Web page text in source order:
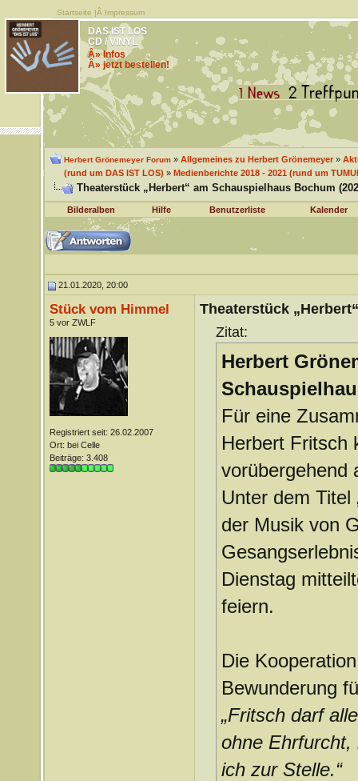
Startseite |Â Impressum
DAS IST LOS
CD / VINYL
Â» Infos
Â» jetzt bestellen!
Herbert Grönemeyer Forum» Allgemeines zu Herbert Grönemeyer»
(rund um DAS IST LOS) » Medienberichte 2018 - 2021 (rund um
Theaterstück „Herbert“ am Schauspielhaus Bochum
Bilderalben Hilfe Benutzerliste Kalender
21.01.2020, 20:00
Stück vom Himmel
5 vor ZWLF
Registriert seit: 26.02.2007
Ort: bei Celle
Beiträge: 3.408
Theaterstück
Zitat:
Herbert
Für eine
Herbert Fritsch
vorübergehend
Unter dem Titel
der Musik von
Dienstag
feiern.
Die
Bewunderung
„Fritsch darf
ohne
ich zur Stelle.“